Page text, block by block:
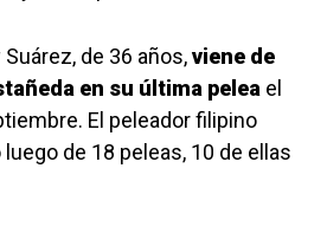
de 36 años,viene de
en su última pelea el
El peleador filipino
de 18 peleas, 10 de ellas